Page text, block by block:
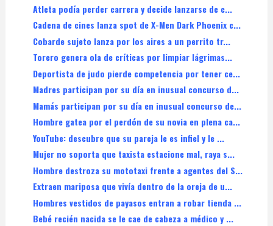
Atleta podía perder carrera y decide lanzarse de c...
Cadena de cines lanza spot de X-Men Dark Phoenix c...
Cobarde sujeto lanza por los aires a un perrito tr...
Torero genera ola de críticas por limpiar lágrimas...
Deportista de judo pierde competencia por tener ce...
Madres participan por su día en inusual concurso d...
Mamás participan por su día en inusual concurso de...
Hombre gatea por el perdón de su novia en plena ca...
YouTube: descubre que su pareja le es infiel y le ...
Mujer no soporta que taxista estacione mal, raya s...
Hombre destroza su mototaxi frente a agentes del S...
Extraen mariposa que vivía dentro de la oreja de u...
Hombres vestidos de payasos entran a robar tienda ...
Bebé recién nacida se le cae de cabeza a médico y ...